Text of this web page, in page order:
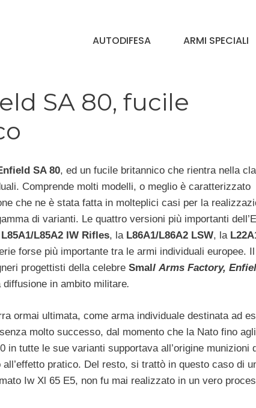
AUTODIFESA ARMI SPECIALI
SA 80, fucile
SA 80, ed un fucile britannico che rientra nella
Comprende molti modelli, o meglio è caratterizzato
che ne è stata fatta in molteplici casi per la
di varianti. Le quattro versioni più importanti
L85A1/L85A2 IW Rifles, la L86A1/L86A2 LSW, la
forse più importante tra le armi individuali europee.
progettisti della celebre Small Arms Factory,
in ambito militare.
ormai ultimata, come arma individuale destinata ad
molto successo, dal momento che la Nato fino agli
in tutte le sue varianti supportava all’origine munizioni
pratico. Del resto, si trattò in questo caso di
Iw Xl 65 E5, non fu mai realizzato in un vero